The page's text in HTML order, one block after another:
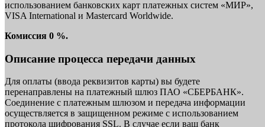
использованием банковских карт платежных систем «МИР»,
VISA International и Mastercard Worldwide.
Комиссия 0 %.
Описание процесса передачи данных
Для оплаты (ввода реквизитов карты) вы будете
перенаправлены на платежный шлюз ПАО «СБЕРБАНК».
Соединение с платежным шлюзом и передача информации
осуществляется в защищенном режиме с использованием
протокола шифрования SSL. В случае если ваш банк